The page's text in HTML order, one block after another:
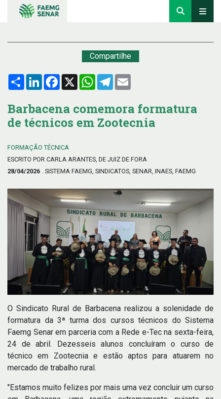
Compartilhe
Compartilhar
LinkedInFacebook
X WhatsApp
Telegram
Barbacena comemora formatura
de técnicos em Zootecnia
FORMAÇÃO TÉCNICA
ESCRITO POR CARLA ARANTES, DE JUIZ DE FORA
28/04/2026 . SISTEMA FAEMG, SINDICATOS, SENAR, INAES, FAEMG
O Sindicato Rural de Barbacena realizou a solenidade de
formatura da 3ª turma dos cursos técnicos do Sistema
Faemg Senar em parceria com a Rede e-Tec na sexta-feira,
24 de abril. Dezesseis alunos concluíram o curso de
técnico em Zootecnia e estão aptos para atuarem no
mercado de trabalho rural.
"Estamos muito felizes por mais uma vez concluir um curso